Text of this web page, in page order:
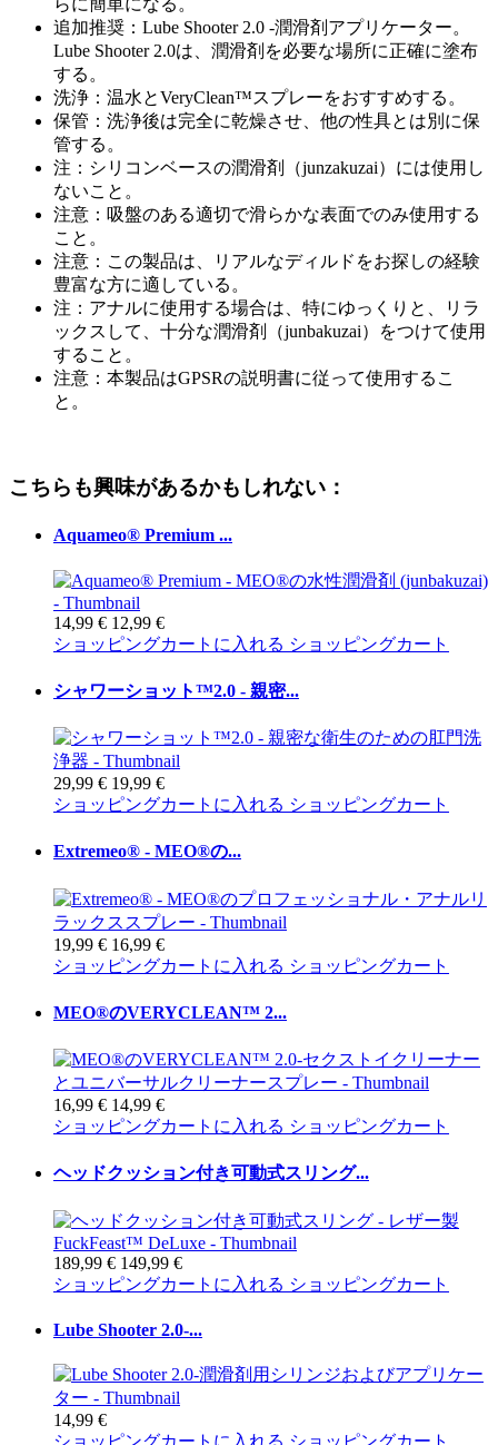
らに簡単になる。
追加推奨：Lube Shooter 2.0 -潤滑剤アプリケーター。
Lube Shooter 2.0は、潤滑剤を必要な場所に正確に塗布
する。
洗浄：温水とVeryClean™スプレーをおすすめする。
保管：洗浄後は完全に乾燥させ、他の性具とは別に保
管する。
注：シリコンベースの潤滑剤（junzakuzai）には使用し
ないこと。
注意：吸盤のある適切で滑らかな表面でのみ使用する
こと。
注意：この製品は、リアルなディルドをお探しの経験
豊富な方に適している。
注：アナルに使用する場合は、特にゆっくりと、リラ
ックスして、十分な潤滑剤（junbakuzai）をつけて使用
すること。
注意：本製品はGPSRの説明書に従って使用するこ
と。
こちらも興味があるかもしれない：
Aquameo® Premium ...
14,99 € 12,99 €
ショッピングカートに入れる ショッピングカート
シャワーショット™2.0 - 親密...
29,99 € 19,99 €
ショッピングカートに入れる ショッピングカート
Extremeo® - MEO®の...
19,99 € 16,99 €
ショッピングカートに入れる ショッピングカート
MEO®のVERYCLEAN™ 2...
16,99 € 14,99 €
ショッピングカートに入れる ショッピングカート
ヘッドクッション付き可動式スリング...
189,99 € 149,99 €
ショッピングカートに入れる ショッピングカート
Lube Shooter 2.0-...
14,99 €